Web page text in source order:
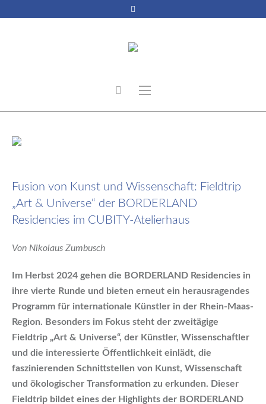
1. November 2024
Fusion von Kunst und Wissenschaft: Fieldtrip
„Art & Universe“ der BORDERLAND
Residencies im CUBITY-Atelierhaus
Von Nikolaus Zumbusch
Im Herbst 2024 gehen die BORDERLAND Residencies in
ihre vierte Runde und bieten erneut ein herausragendes
Programm für internationale Künstler in der Rhein-Maas-
Region. Besonders im Fokus steht der zweitägige
Fieldtrip „Art & Universe“, der Künstler, Wissenschaftler
und die interessierte Öffentlichkeit einlädt, die
faszinierenden Schnittstellen von Kunst, Wissenschaft
und ökologischer Transformation zu erkunden. Dieser
Fieldtrip bildet eines der Highlights der BORDERLAND